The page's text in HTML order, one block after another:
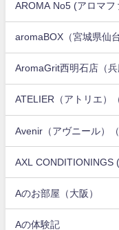
AROMA No5 (アロマフ
aromaBOX（宮城県仙台
AromaGrit西明石店（兵
ATELIER（アトリエ）
Avenir（アヴニール）
AXL CONDITIONINGS
Aのお部屋（大阪）
Aの体験記